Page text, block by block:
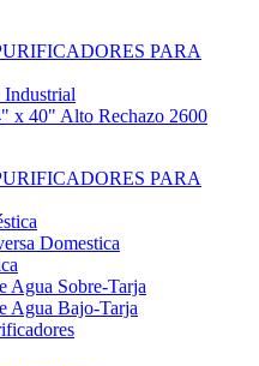
PARA
Industrial
x 40" Alto Rechazo 2600
PARA
Domestica
Agua Sobre-Tarja
Agua Bajo-Tarja